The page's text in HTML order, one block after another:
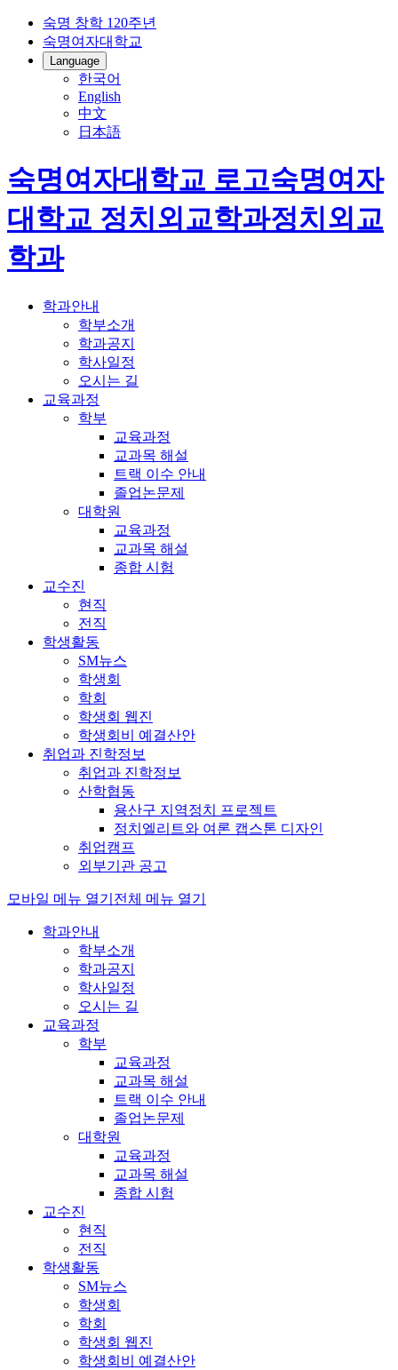
숙명 창학 120주년
숙명여자대학교
Language
한국어
English
中文
日本語
숙명여자대학교 로고숙명여자
대학교 정치외교학과정치외교
학과
학과안내
학부소개
학과공지
학사일정
오시는 길
교육과정
학부
교육과정
교과목 해설
트랙 이수 안내
졸업논문제
대학원
교육과정
교과목 해설
종합 시험
교수진
현직
전직
학생활동
SM뉴스
학생회
학회
학생회 웹진
학생회비 예결산안
취업과 진학정보
취업과 진학정보
산학협동
용산구 지역정치 프로젝트
정치엘리트와 여론 캡스톤 디자인
취업캠프
외부기관 공고
모바일 메뉴 열기 전체 메뉴 열기
학과안내
학부소개
학과공지
학사일정
오시는 길
교육과정
학부
교육과정
교과목 해설
트랙 이수 안내
졸업논문제
대학원
교육과정
교과목 해설
종합 시험
교수진
현직
전직
학생활동
SM뉴스
학생회
학회
학생회 웹진
학생회비 예결산안